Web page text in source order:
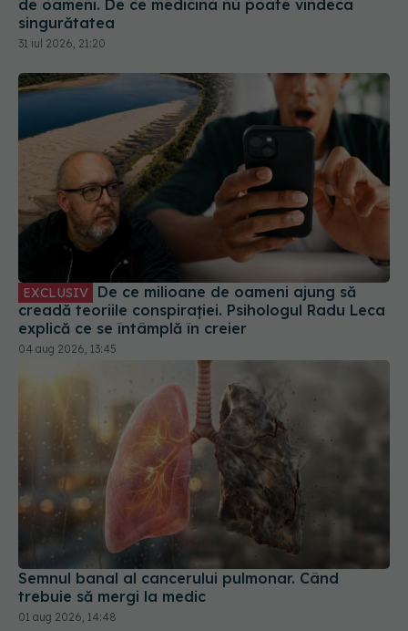
EXCLUSIV De ce milioane de oameni ajung să
creadă teoriile conspirației. Psihologul Radu Leca
explică ce se întâmplă în creier
04 aug 2026, 13:45
Semnul banal al cancerului pulmonar. Când
trebuie să mergi la medic
01 aug 2026, 14:48